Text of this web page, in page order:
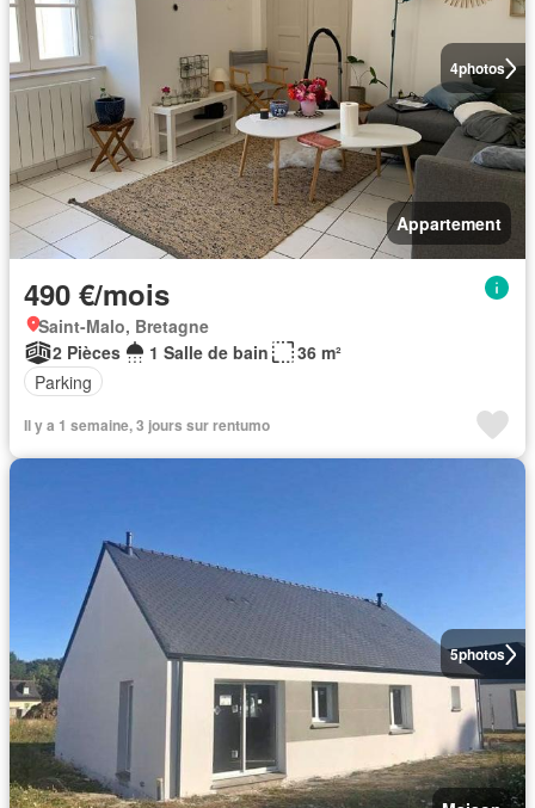
4photos
Appartement
490 €/mois
Saint-Malo, Bretagne
2 Pièces
1 Salle de bain
36 m²
Parking
Il y a 1 semaine, 3 jours sur rentumo
5photos